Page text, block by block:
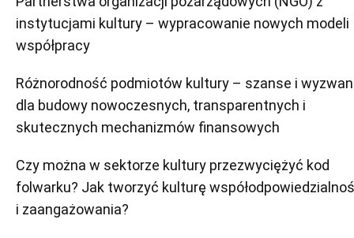
instytucjami kultury – wypracowanie nowych modeli
współpracy
Różnorodność podmiotów kultury – szanse i
dla budowy nowoczesnych, transparentnych i
skutecznych mechanizmów finansowych
Czy można w sektorze kultury przezwyciężyć kod
folwarku? Jak tworzyć kulturę
i zaangażowania?